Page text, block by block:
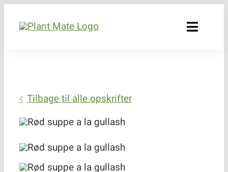
Toggle
Produkter
Råvarer og kvalitet
Opskrifter
Tilbage til alle opskrifter